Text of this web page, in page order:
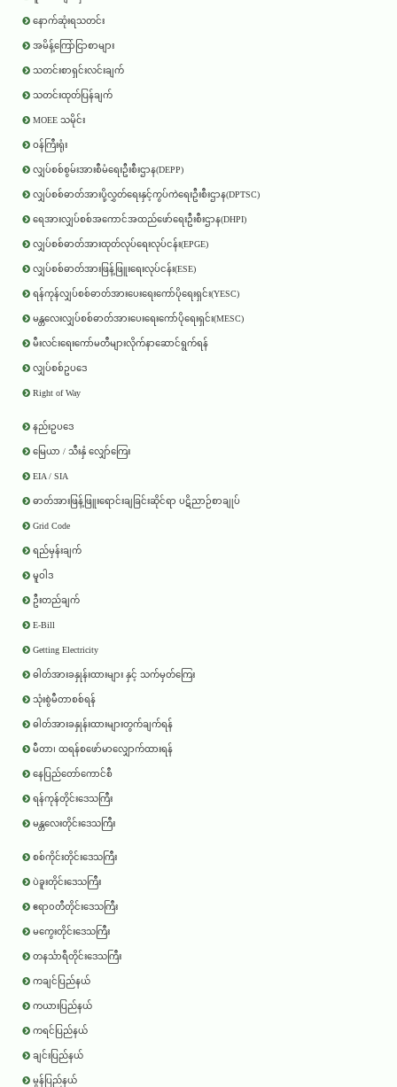
နောက်ဆုံးရသတင်း
အမိန့်ကြော်ငြာစာများ
သတင်းစာရှင်းလင်းချက်
သတင်းထုတ်ပြန်ချက်
MOEE သမိုင်း
ဝန်ကြီးရုံး
လျှပ်စစ်စွမ်းအားစီမံရေးဦးစီးဌာန(DEPP)
လျှပ်စစ်ဓာတ်အားပို့လွှတ်ရေးနှင့်ကွပ်ကဲရေးဦးစီးဌာန(DPTSC)
ရေအားလျှပ်စစ်အကောင်အထည်ဖော်ရေးဦးစီးဌာန(DHPI)
လျှပ်စစ်ဓာတ်အားထုတ်လုပ်ရေးလုပ်ငန်း(EPGE)
လျှပ်စစ်ဓာတ်အားဖြန့်ဖြူးရေးလုပ်ငန်း(ESE)
ရန်ကုန်လျှပ်စစ်ဓာတ်အားပေးရေးကော်ပိုရေးရှင်း(YESC)
မန္တလေးလျှပ်စစ်ဓာတ်အားပေးရေးကော်ပိုရေးရှင်း(MESC)
မီးလင်းရေးကော်မတီများလိုက်နာဆောင်ရွက်ရန်
လျှပ်စစ်ဥပဒေ
Right of Way
နည်းဥပဒေ
မြေယာ / သီးနှံ လျှော်ကြေး
EIA / SIA
ဓာတ်အားဖြန့်ဖြူးရောင်းချခြင်းဆိုင်ရာ ပဋိညာဉ်စာချုပ်
Grid Code
ရည်မှန်းချက်
မူဝါဒ
ဦးတည်ချက်
E-Bill
Getting Electricity
ဓါတ်အားခနှုန်းထားများ နှင့် သက်မှတ်ကြေး
သုံးစွဲမီတာစစ်ရန်
ဓါတ်အားခနှုန်းထားများတွက်ချက်ရန်
မီတာ၊ ထရန်စဖော်မာလျှောက်ထားရန်
နေပြည်တော်ကောင်စီ
ရန်ကုန်တိုင်းဒေသကြီး
မန္တလေးတိုင်းဒေသကြီး
စစ်ကိုင်းတိုင်းဒေသကြီး
ပဲခူးတိုင်းဒေသကြီး
ဧရာ၀တီတိုင်းဒေသကြီး
မကွေးတိုင်းဒေသကြီး
တနင်္သာရီတိုင်းဒေသကြီး
ကချင်ပြည်နယ်
ကယားပြည်နယ်
ကရင်ပြည်နယ်
ချင်းပြည်နယ်
မွန်ပြည်နယ်